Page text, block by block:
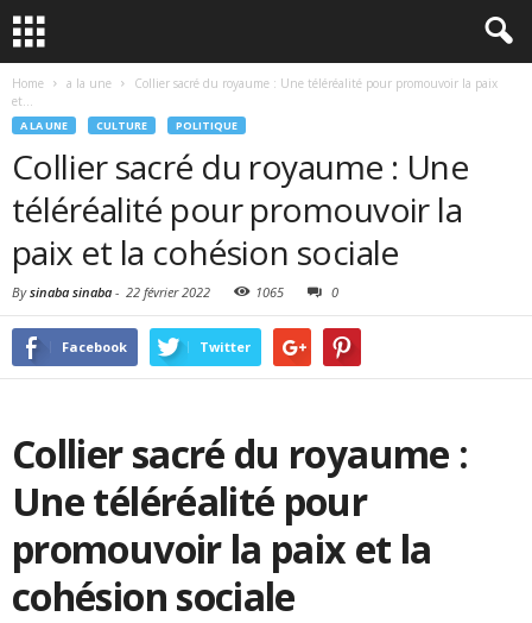
Home a la une
Collier sacré du royaume : Une téléréalité pour promouvoir la paix
et...
A LA UNE CULTURE POLITIQUE
Collier sacré du royaume : Une
téléréalité pour promouvoir la
paix et la cohésion sociale
Bysinaba sinaba - 22 février 2022 1065 0
Facebook Twitter
Collier sacré du royaume :
Une téléréalité pour
promouvoir la paix et la
cohésion sociale